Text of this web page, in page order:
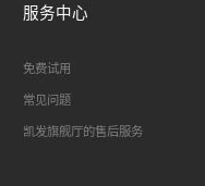
服务中心
免费试用
常见问题
凯发旗舰厅的售后服务